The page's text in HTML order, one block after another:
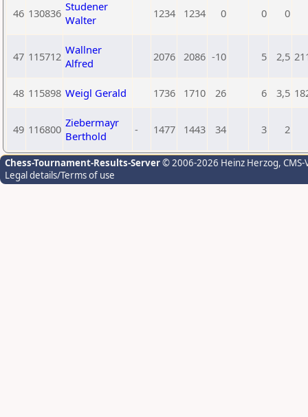
46 130836 Studener
Walter
1234 1234 0 0 0
47 115712 Wallner
Alfred
2076 2086 -10 5 2,5
48 115898 Weigl Gerald 1736 1710 26 6 3,5
49 116800 Ziebermayr
Berthold
- 1477 1443 34 3 2
Chess-Tournament-Results-Server© 2006-2026 Heinz Herzog,
Legal details/Terms of use